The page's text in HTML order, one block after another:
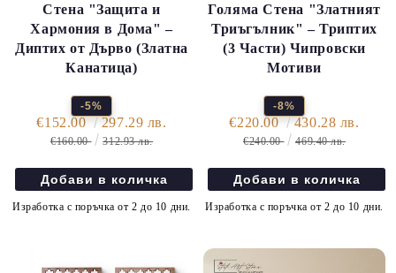
Стена "Защита и
Хармония в Дома" –
Диптих от Дърво (Златна
Канатица)
-5%
€152.00 297.29 лв.
€160.00 312.93 лв.
Изработка с поръчка от 2 до 10 дни.
Голяма Стена "Златният
Триъгълник" – Триптих
(3 Части) Чипровски
Мотиви
-8%
€220.00 430.28 лв.
€240.00 469.40 лв.
Изработка с поръчка от 2 до 10 дни.